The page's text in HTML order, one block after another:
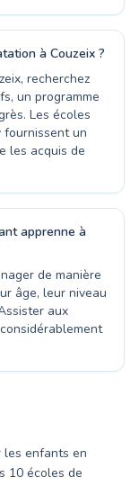
à Couzeix ?
recherchez
un programme
Les écoles
un
les acquis de
apprenne à
de manière
âge, leur niveau
aux
enfants en
10 écoles de